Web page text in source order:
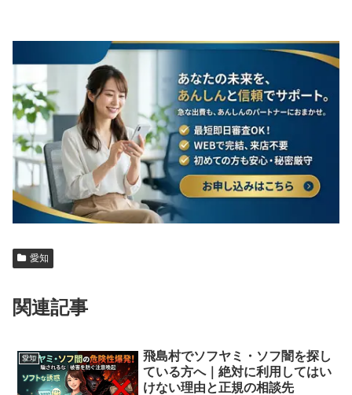
愛知
関連記事
愛知
飛島村でソフヤミ・ソフ闇を探し
ている方へ｜絶対に利用してはい
けない理由と正規の相談先